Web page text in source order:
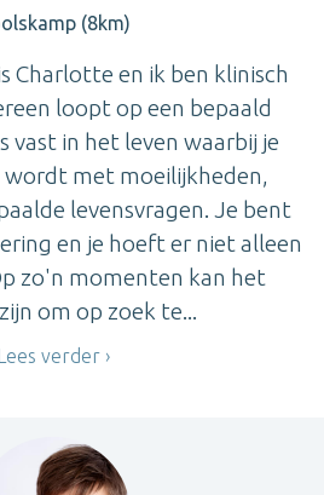
(8km)
Charlotte en ik ben klinisch
loopt op een bepaald
vast in het leven waarbij je
met moeilijkheden,
levensvragen. Je bent
en je hoeft er niet alleen
zo'n momenten kan het
om op zoek te...
verder